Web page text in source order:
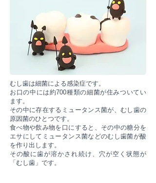
むし歯は細菌による感染症です。
お口の中には約700種類の細菌が住みついてい
ます。
その中に存在するミュータンス菌が、むし歯の
原因菌のひとつです。
食べ物や飲み物を口にすると、その中の糖分を
エサにしてミュータンス菌などのむし歯菌が酸
を作り出します。
その酸に歯が溶かされ続け、穴が空く状態が
「むし歯」です。